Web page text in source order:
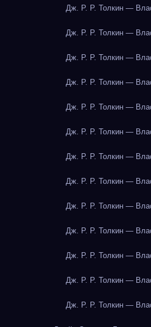
Дж. Р. Р. Толкин —
Дж. Р. Р. Толкин —
Дж. Р. Р. Толкин —
Дж. Р. Р. Толкин —
Дж. Р. Р. Толкин —
Дж. Р. Р. Толкин —
Дж. Р. Р. Толкин —
Дж. Р. Р. Толкин —
Дж. Р. Р. Толкин —
Дж. Р. Р. Толкин —
Дж. Р. Р. Толкин —
Дж. Р. Р. Толкин —
Дж. Р. Р. Толкин —